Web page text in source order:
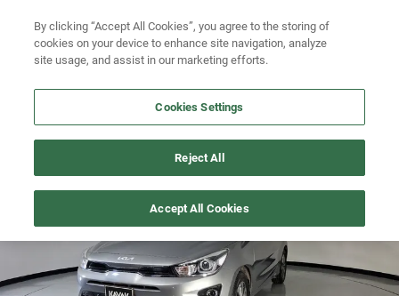
Ubicación
Busca por año
Busca por año
1/
By clicking “Accept All Cookies”, you agree to the storing of
cookies on your device to enhance site navigation, analyze
site usage, and assist in our marketing efforts.
Cookies Settings
Reject All
Accept All Cookies